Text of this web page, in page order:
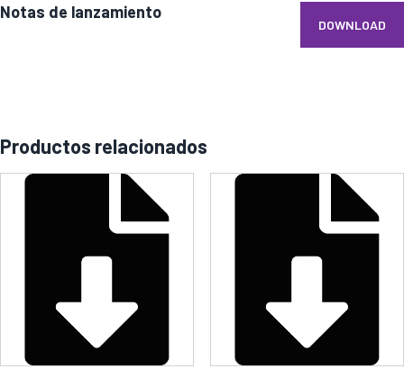
Notas de lanzamiento
DOWNLOAD
Productos relacionados